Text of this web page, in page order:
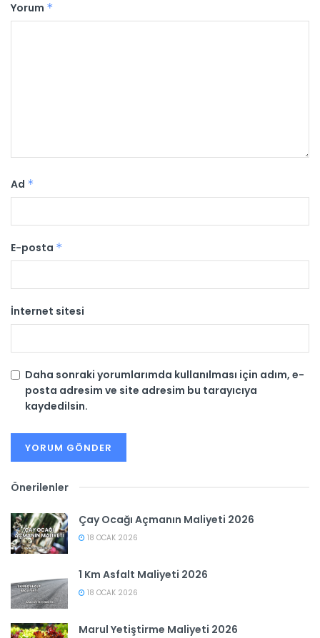
Yorum *
Ad *
E-posta *
İnternet sitesi
Daha sonraki yorumlarımda kullanılması için adım, e-
posta adresim ve site adresim bu tarayıcıya
kaydedilsin.
Önerilenler
Çay Ocağı Açmanın Maliyeti 2026
18 OCAK 2026
1 Km Asfalt Maliyeti 2026
18 OCAK 2026
Marul Yetiştirme Maliyeti 2026